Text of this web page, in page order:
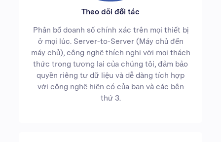
Theo dõi đối tác
Phân bổ doanh số chính xác trên mọi thiết bị
ở mọi lúc. Server-to-Server (Máy chủ đến
máy chủ), công nghệ thích nghi với mọi thách
thức trong tương lai của chúng tôi, đảm bảo
quyền riêng tư dữ liệu và dễ dàng tích hợp
với công nghệ hiện có của bạn và các bên
thứ 3.